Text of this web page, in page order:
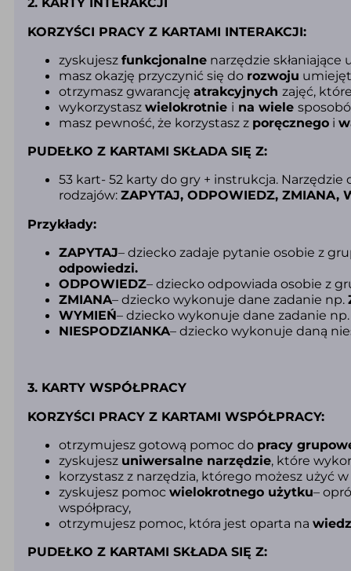
KORZYŚCI PRACY Z KARTAMI INTERAKCJI:
zyskujeszfunkcjonalne narzędzie
masz okazję przyczynić się do rozwoju
otrzymasz gwarancjęatrakcyjnych zajęć,
wykorzystaszwielokrotnie i na wiele
masz pewność, że korzystasz z poręcznego i
PUDEŁKO Z KARTAMI SKŁADA SIĘ Z:
53 kart- 52 karty do gry + instrukcja.
rodzajów:ZAPYTAJ, ODPOWIEDZ, ZMIANA,
Przykłady:
ZAPYTAJ– dziecko zadaje pytanie osobie z
odpowiedzi.
ODPOWIEDZ– dziecko odpowiada osobie z
ZMIANA– dziecko wykonuje dane zadanie np.
WYMIEŃ– dziecko wykonuje dane zadanie
NIESPODZIANKA– dziecko wykonuje daną
3. KARTY WSPÓŁPRACY
KORZYŚCI PRACY Z KARTAMI WSPÓŁPRACY:
otrzymujesz gotową pomoc do pracy
zyskujesz uniwersalne narzędzie, które
korzystasz z narzędzia, którego możesz użyć
zyskujesz pomocwielokrotnego użytku–
współpracy,
otrzymujesz pomoc, która jest oparta na
PUDEŁKO Z KARTAMI SKŁADA SIĘ Z: